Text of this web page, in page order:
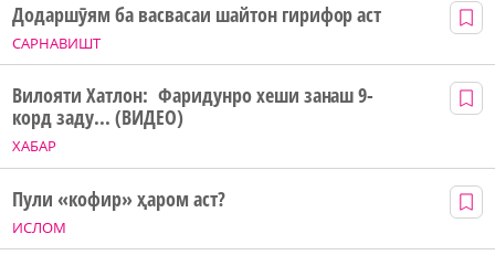
САРНАВИШТ
Додаршӯям ба васвасаи шайтон гирифор аст
ХАБАР
Вилояти Хатлон: Фаридунро хеши занаш 9-
корд заду... (ВИДЕО)
ИСЛОМ
Пули «кофир» ҳаром аст?